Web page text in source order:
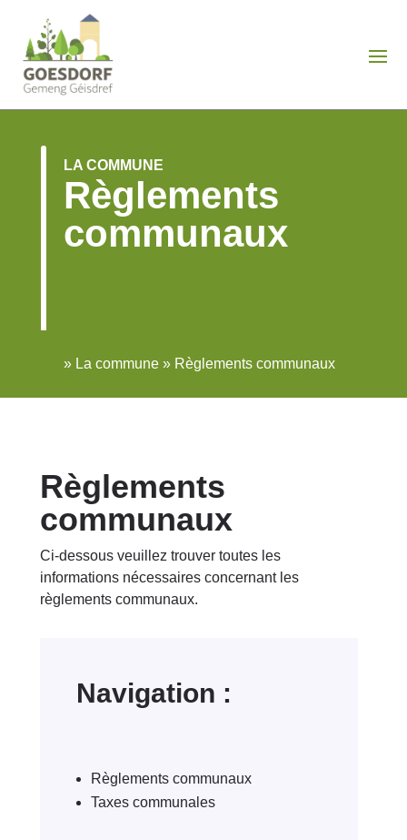
LA COMMUNE
Règlements
communaux
» La commune » Règlements communaux
Règlements
communaux
Ci-dessous veuillez trouver toutes les
informations nécessaires concernant les
règlements communaux.
Navigation :
Règlements communaux
Taxes communales